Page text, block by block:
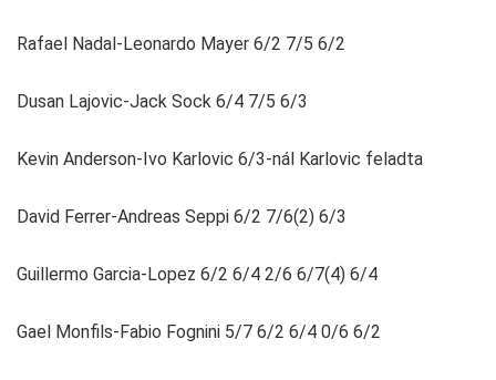
Rafael Nadal-Leonardo Mayer 6/2 7/5 6/2
Dusan Lajovic-Jack Sock 6/4 7/5 6/3
Kevin Anderson-Ivo Karlovic 6/3-nál Karlovic feladta
David Ferrer-Andreas Seppi 6/2 7/6(2) 6/3
Guillermo Garcia-Lopez 6/2 6/4 2/6 6/7(4) 6/4
Gael Monfils-Fabio Fognini 5/7 6/2 6/4 0/6 6/2